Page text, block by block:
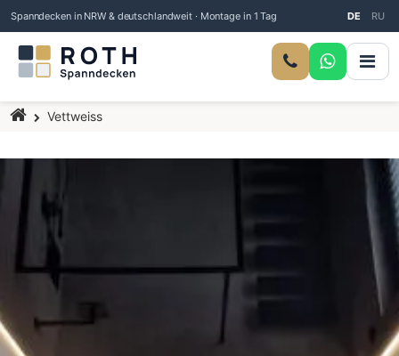
Spanndecken in NRW & deutschlandweit · Montage in 1 Tag DE RU
Startseite
Vettweiss